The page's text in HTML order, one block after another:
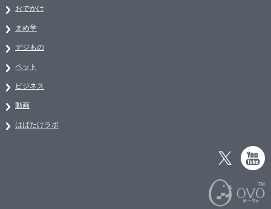
おでかけ
まめ学
デジもの
ペット
ビジネス
動画
はばたけラボ